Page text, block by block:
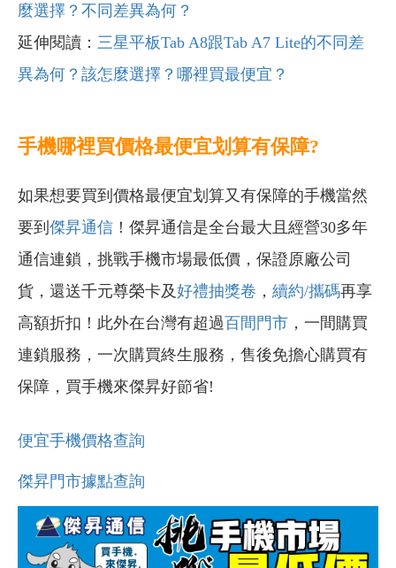
麼選擇？不同差異為何？
延伸閱讀： 三星平板Tab A8跟Tab A7 Lite的不同差
異為何？該怎麼選擇？哪裡買最便宜？
手機哪裡買價格最便宜划算有保障?
如果想要買到價格最便宜划算又有保障的手機當然
要到 傑昇通信 ！傑昇通信是全台最大且經營30多年
通信連鎖，挑戰手機市場最低價，保證原廠公司
貨，還送千元尊榮卡及好禮抽獎卷 ， 續約/攜碼再享
高額折扣！此外在台灣有超過百間門市 ，一間購買
連鎖服務，一次購買終生服務，售後免擔心購買有
保障，買手機來傑昇好節省!
便宜手機價格查詢
傑昇門市據點查詢